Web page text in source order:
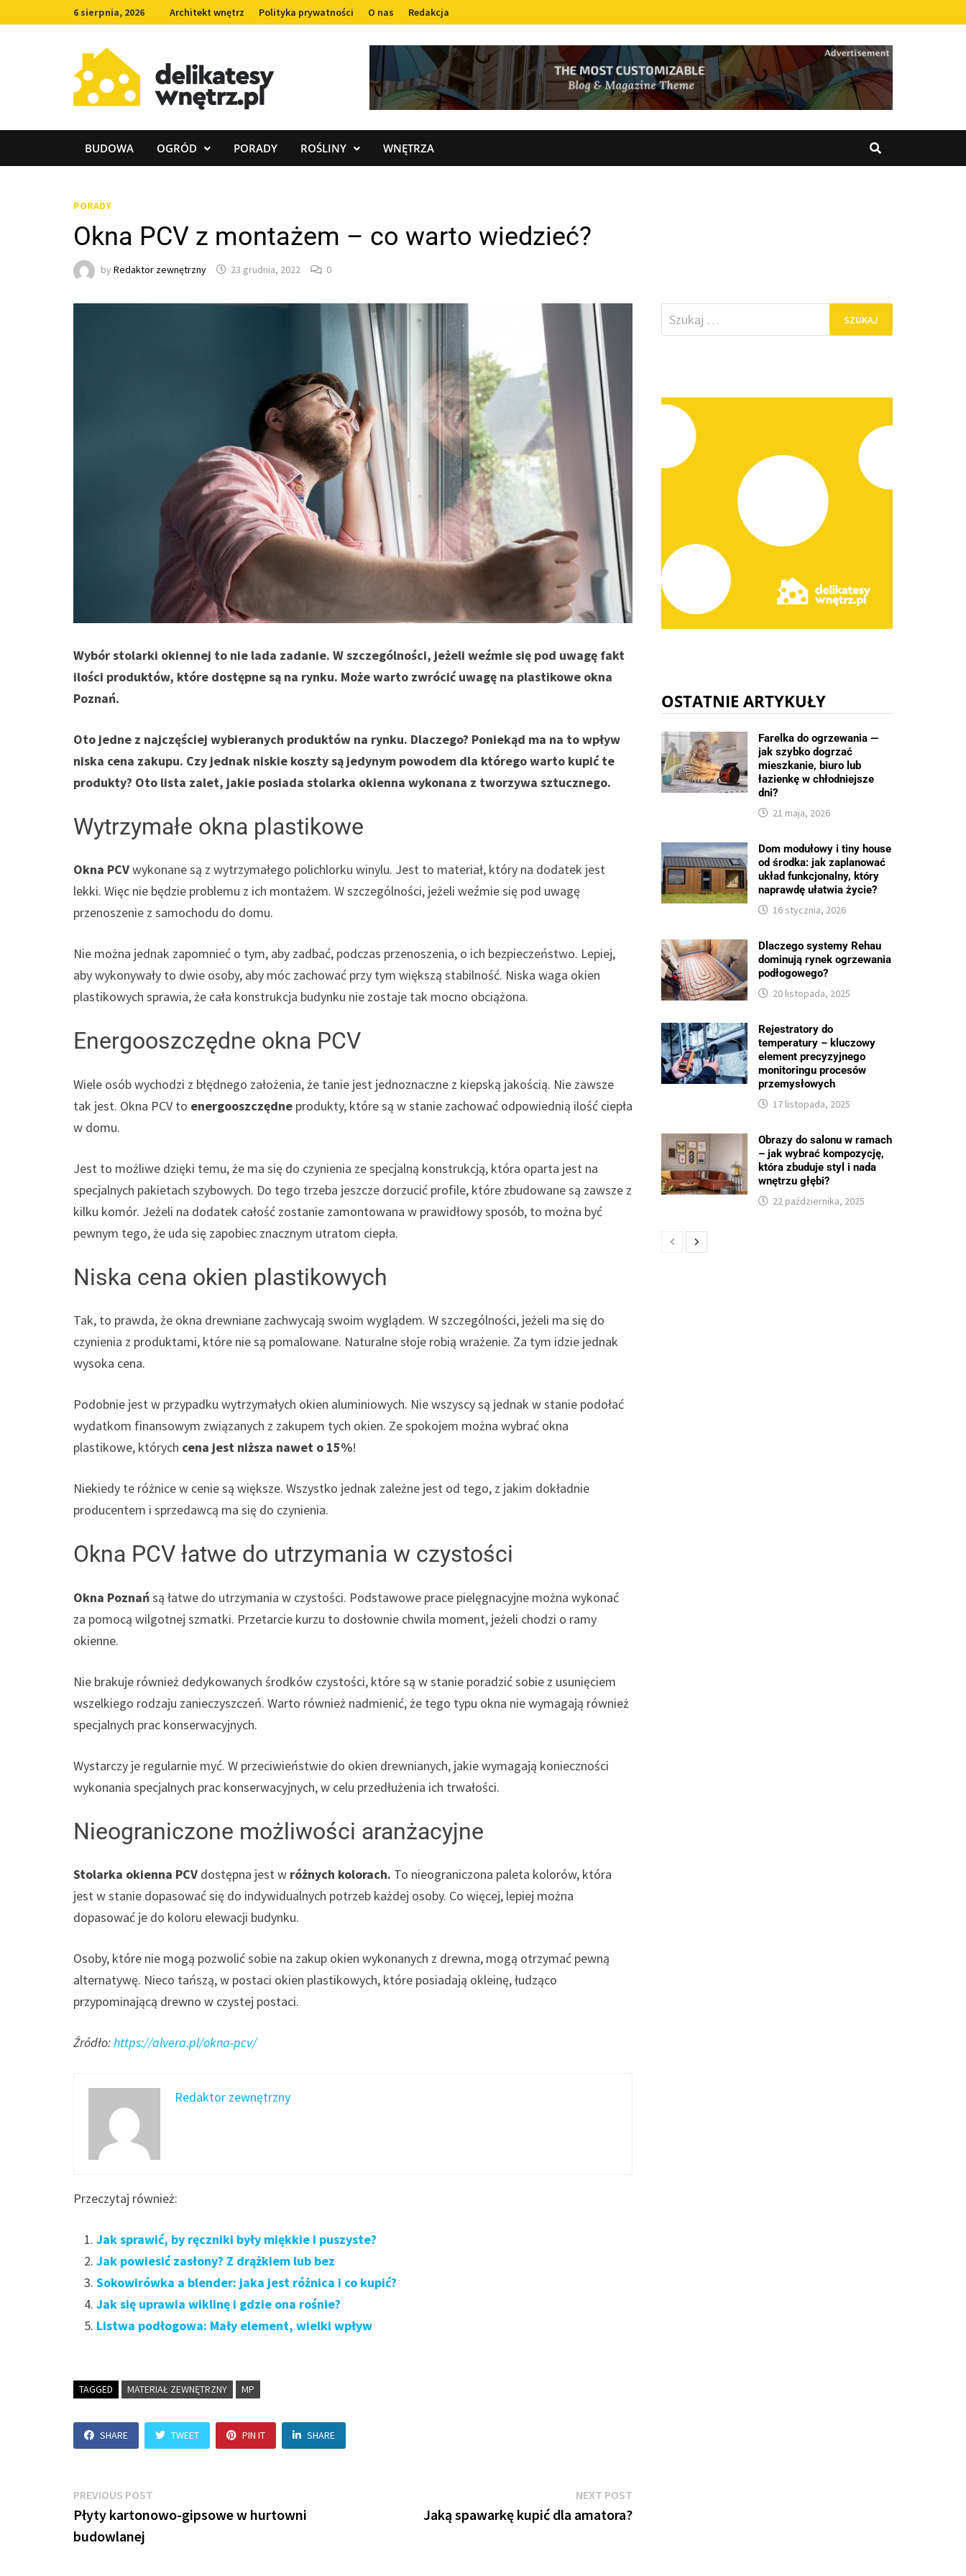
to
6 sierpnia, 2026 Architekt wnętrz Polityka prywatności O nas Redakcja
BUDOWA OGRÓD PORADY ROŚLINY WNĘTRZA
PORADY
Okna PCV z montażem – co warto wiedzieć?
by Redaktor zewnętrzny 23 grudnia, 2022 0
Wybór stolarki okiennej to nie lada zadanie. W szczególności, jeżeli weźmie się pod uwagę fakt
ilości produktów, które dostępne są na rynku. Może warto zwrócić uwagę na plastikowe okna
Poznań.
Oto jedne z najczęściej wybieranych produktów na rynku. Dlaczego? Poniekąd ma na to wpływ
niska cena zakupu. Czy jednak niskie koszty są jedynym powodem dla którego warto kupić te
produkty? Oto lista zalet, jakie posiada stolarka okienna wykonana z tworzywa sztucznego.
Wytrzymałe okna plastikowe
Okna PCVwykonane są z wytrzymałego polichlorku winylu. Jest to materiał, który na dodatek jest
lekki. Więc nie będzie problemu z ich montażem. W szczególności, jeżeli weźmie się pod uwagę
przenoszenie z samochodu do domu.
Nie można jednak zapomnieć o tym, aby zadbać, podczas przenoszenia, o ich bezpieczeństwo. Lepiej,
aby wykonywały to dwie osoby, aby móc zachować przy tym większą stabilność. Niska waga okien
plastikowych sprawia, że cała konstrukcja budynku nie zostaje tak mocno obciążona.
Energooszczędne okna PCV
Wiele osób wychodzi z błędnego założenia, że tanie jest jednoznaczne z kiepską jakością. Nie zawsze
tak jest. Okna PCV to energooszczędne produkty, które są w stanie zachować odpowiednią ilość ciepła
w domu.
Jest to możliwe dzięki temu, że ma się do czynienia ze specjalną konstrukcją, która oparta jest na
specjalnych pakietach szybowych. Do tego trzeba jeszcze dorzucić profile, które zbudowane są zawsze z
kilku komór. Jeżeli na dodatek całość zostanie zamontowana w prawidłowy sposób, to można być
pewnym tego, że uda się zapobiec znacznym utratom ciepła.
Niska cena okien plastikowych
Tak, to prawda, że okna drewniane zachwycają swoim wyglądem. W szczególności, jeżeli ma się do
czynienia z produktami, które nie są pomalowane. Naturalne słoje robią wrażenie. Za tym idzie jednak
wysoka cena.
Podobnie jest w przypadku wytrzymałych okien aluminiowych. Nie wszyscy są jednak w stanie podołać
wydatkom finansowym związanych z zakupem tych okien. Ze spokojem można wybrać okna
plastikowe, których cena jest niższa nawet o 15%!
Niekiedy te różnice w cenie są większe. Wszystko jednak zależne jest od tego, z jakim dokładnie
producentem i sprzedawcą ma się do czynienia.
Okna PCV łatwe do utrzymania w czystości
Okna Poznańsą łatwe do utrzymania w czystości. Podstawowe prace pielęgnacyjne można wykonać
za pomocą wilgotnej szmatki. Przetarcie kurzu to dosłownie chwila moment, jeżeli chodzi o ramy
okienne.
Nie brakuje również dedykowanych środków czystości, które są w stanie poradzić sobie z usunięciem
wszelkiego rodzaju zanieczyszczeń. Warto również nadmienić, że tego typu okna nie wymagają również
specjalnych prac konserwacyjnych.
Wystarczy je regularnie myć. W przeciwieństwie do okien drewnianych, jakie wymagają konieczności
wykonania specjalnych prac konserwacyjnych, w celu przedłużenia ich trwałości.
Nieograniczone możliwości aranżacyjne
Stolarka okienna PCV dostępna jest w różnych kolorach. To nieograniczona paleta kolorów, która
jest w stanie dopasować się do indywidualnych potrzeb każdej osoby. Co więcej, lepiej można
dopasować je do koloru elewacji budynku.
Osoby, które nie mogą pozwolić sobie na zakup okien wykonanych z drewna, mogą otrzymać pewną
alternatywę. Nieco tańszą, w postaci okien plastikowych, które posiadają okleinę, łudząco
przypominającą drewno w czystej postaci.
Źródło:https://alvera.pl/okna-pcv/
Redaktor zewnętrzny
Przeczytaj również:
Jak sprawić, by ręczniki były miękkie i puszyste?
Jak powiesić zasłony? Z drążkiem lub bez
Sokowirówka a blender: jaka jest różnica i co kupić?
Jak się uprawia wiklinę i gdzie ona rośnie?
Listwa podłogowa: Mały element, wielki wpływ
TAGGED MATERIAŁ ZEWNĘTRZNY MP
SHARE TWEET PIN IT SHARE
Nawigacja
wpisu
PREVIOUS POST
post:
Płyty kartonowo-gipsowe w hurtowni
budowlanej
NEXT POST
post:
Jaką spawarkę kupić dla amatora?
Szukaj:
OSTATNIE ARTYKUŁY
Farelka do ogrzewania —
jak szybko dogrzać
mieszkanie, biuro lub
łazienkę w chłodniejsze
dni?
21 maja, 2026
Dom modułowy i tiny house
od środka: jak zaplanować
układ funkcjonalny, który
naprawdę ułatwia życie?
16 stycznia, 2026
Dlaczego systemy Rehau
dominują rynek ogrzewania
podłogowego?
20 listopada, 2025
Rejestratory do
temperatury – kluczowy
element precyzyjnego
monitoringu procesów
przemysłowych
17 listopada, 2025
Obrazy do salonu w ramach
– jak wybrać kompozycję,
która zbuduje styl i nada
wnętrzu głębi?
22 października, 2025